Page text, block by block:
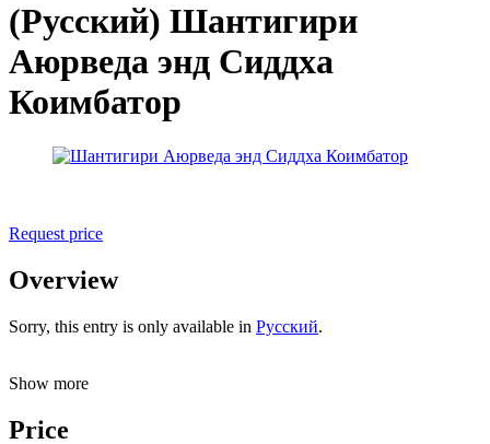
(Русский) Шантигири
Аюрведа энд Сиддха
Коимбатор
Request price
Overview
Sorry, this entry is only available in Русский.
Show more
Price